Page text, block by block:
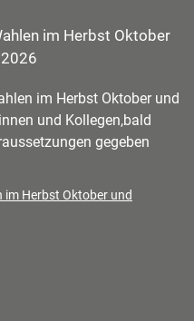
im Herbst Oktober
im Herbst Oktober und
und Kollegen,bald
gegeben
im Herbst Oktober und